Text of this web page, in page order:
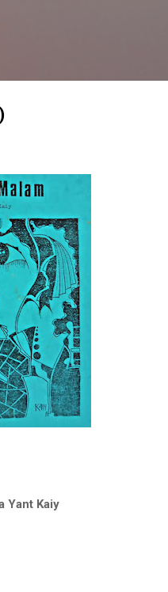
Yant Kaiy